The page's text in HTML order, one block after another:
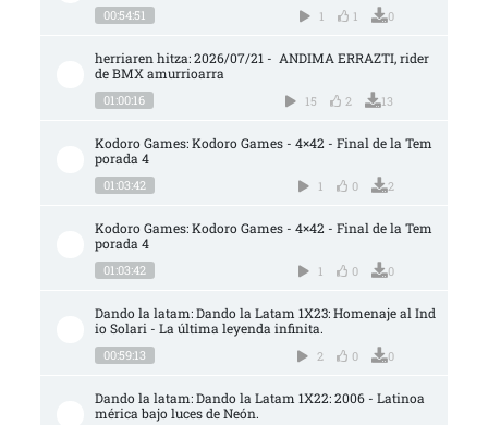
00:54:51 1 1 0
herriaren hitza: 2026/07/21 -  ANDIMA ERRAZTI, rider
de BMX amurrioarra
01:00:16 15 2 13
Kodoro Games: Kodoro Games - 4×42 - Final de la Tem
porada 4
01:03:42 1 0 2
Kodoro Games: Kodoro Games - 4×42 - Final de la Tem
porada 4
01:03:42 1 0 0
Dando la latam: Dando la Latam 1X23: Homenaje al Ind
io Solari - La última leyenda infinita.
00:59:13 2 0 0
Dando la latam: Dando la Latam 1X22: 2006 - Latinoa
mérica bajo luces de Neón.